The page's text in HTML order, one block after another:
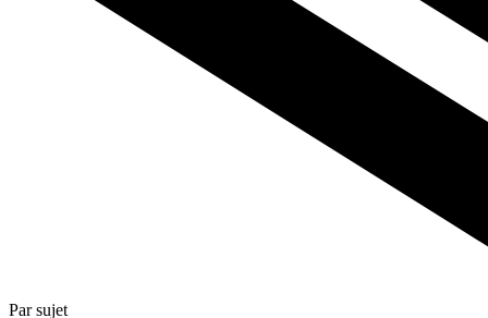
Par sujet